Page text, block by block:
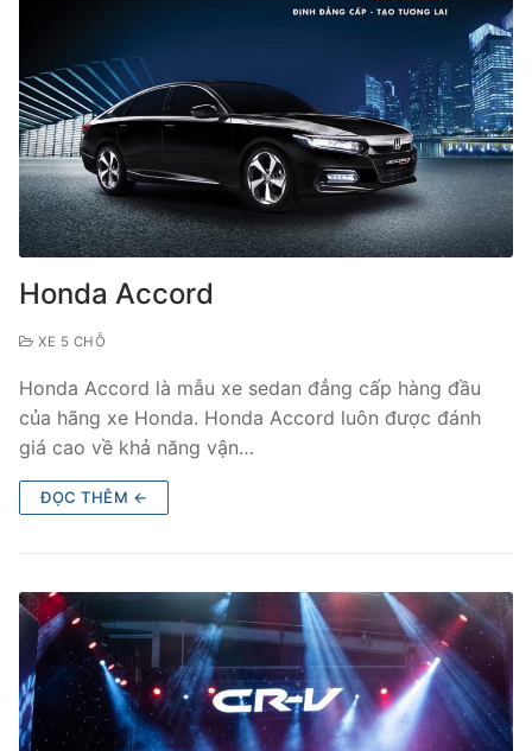
Honda Accord
XE 5 CHỖ
Honda Accord là mẫu xe sedan đẳng cấp hàng đầu
của hãng xe Honda. Honda Accord luôn được đánh
giá cao về khả năng vận…
ĐỌC THÊM ←